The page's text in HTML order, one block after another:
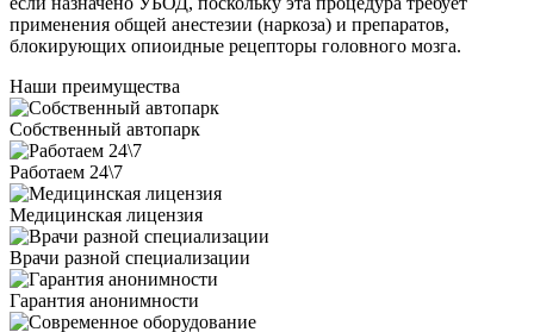
применения общей анестезии (наркоза) и препаратов,
блокирующих опиоидные рецепторы головного мозга.
Наши преимущества
Собственный автопарк
Работаем 24\7
Медицинская лицензия
Врачи разной специализации
Гарантия анонимности